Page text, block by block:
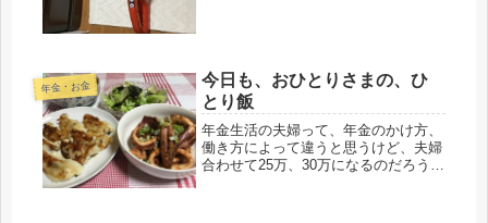
年金・お金
今日も、おひとりさまの、ひ
とり飯
年金生活の夫婦って、年金のかけ方、
働き方によって違うと思うけど、夫婦
合わせて25万、30万になるのだろう